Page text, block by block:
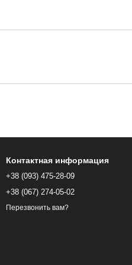
Контактная информация
+38 (093) 475-28-09
+38 (067) 274-05-02
Перезвонить вам?